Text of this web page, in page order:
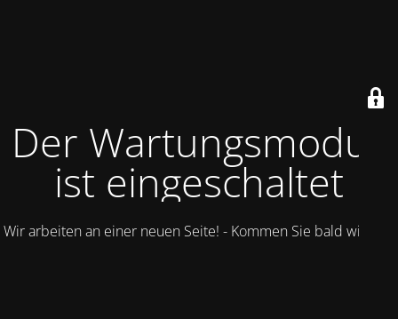
Der Wartungsmodus
ist eingeschaltet
Wir arbeiten an einer neuen Seite! - Kommen Sie bald wieder.